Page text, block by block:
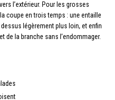
l’extérieur. Pour les grosses
coupe en trois temps : une entaille
légèrement plus loin, et enfin
de la branche sans l’endommager.